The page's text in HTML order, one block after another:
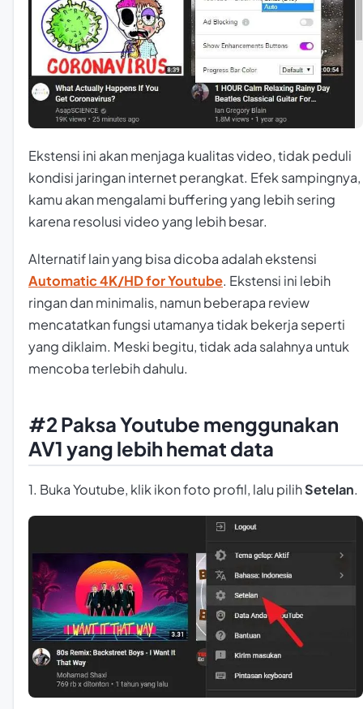
Ekstensi ini akan menjaga kualitas video, tidak peduli
kondisi jaringan internet perangkat. Efek sampingnya,
kamu akan mengalami bufferingyang lebih sering
karena resolusi video yang lebih besar.
Alternatif lain yang bisa dicoba adalah ekstensi
Automatic 4K/HD for Youtube. Ekstensi ini lebih
ringan dan minimalis, namun beberapa review
mencatatkan fungsi utamanya tidak bekerja seperti
yang diklaim. Meski begitu, tidak ada salahnya untuk
mencoba terlebih dahulu.
#2 Paksa Youtube menggunakan
AV1 yang lebih hemat data
1. Buka Youtube, klik ikon foto profil, lalu pilihSetelan.